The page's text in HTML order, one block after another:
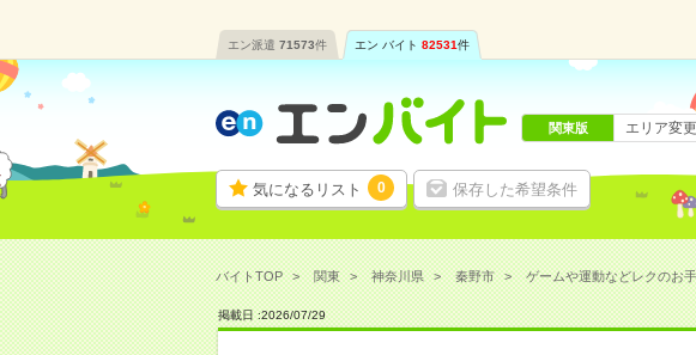
エン派遣 71573件 エン バイト 82531件
気になるリスト 0 保存した希望条件
関東版 エリア変更
バイトTOP 関東 神奈川県 秦野市 ゲームや運動などレクのお
掲載日 :2026/07/29